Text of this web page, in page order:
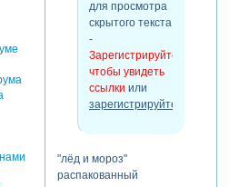
для просмотра
скрытого текста
-
Зарегистрируйтесь,
чтобы увидеть
ссылки или
зарегистрируйтесь
"лёд и мороз"
распакованный